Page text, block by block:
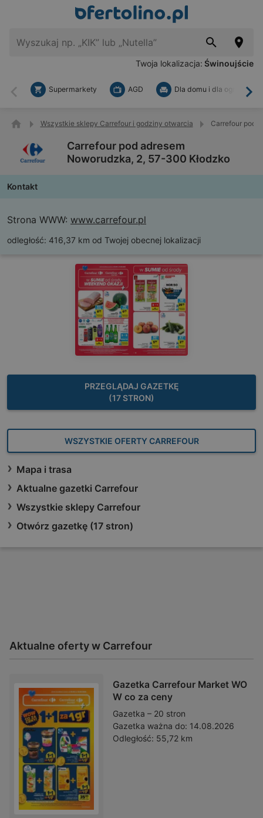
Twoja lokalizacja: Świnoujście
Wstecz
Supermarkety AGD Dla domu i dla ogrodu
Wszystkie sklepy Carrefour i godziny otwarcia Carrefour pod
Carrefour pod adresem
Noworudzka, 2, 57-300 Kłodzko
Kontakt
Strona WWW: www.carrefour.pl
odległość: 416,37 km od Twojej obecnej lokalizacji
PRZEGLĄDAJ GAZETKĘ
(17 STRON)
WSZYSTKIE OFERTY CARREFOUR
Mapa i trasa
Aktualne gazetki Carrefour
Wszystkie sklepy Carrefour
Otwórz gazetkę (17 stron)
Aktualne oferty w Carrefour
Gazetka Carrefour Market WO
W co za ceny
Gazetka – 20 stron
Gazetka ważna do: 14.08.2026
Odległość: 55,72 km